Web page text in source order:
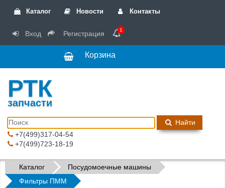
Каталог Новости Контакты
Вход Регистрация 1
Корзина
РТК
запчасти
Найти
+7(499)317-04-54
+7(499)723-18-19
Каталог
Посудомоечные машины
Фильтры ПММ